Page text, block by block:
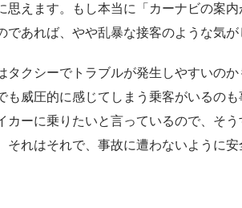
思えます。もし本当に「カーナビの案
であれば、やや乱暴な接客のような気が
タクシーでトラブルが発生しやすいの
も威圧的に感じてしまう乗客がいるのも
カーに乗りたいと言っているので、そ
それはそれで、事故に遭わないように